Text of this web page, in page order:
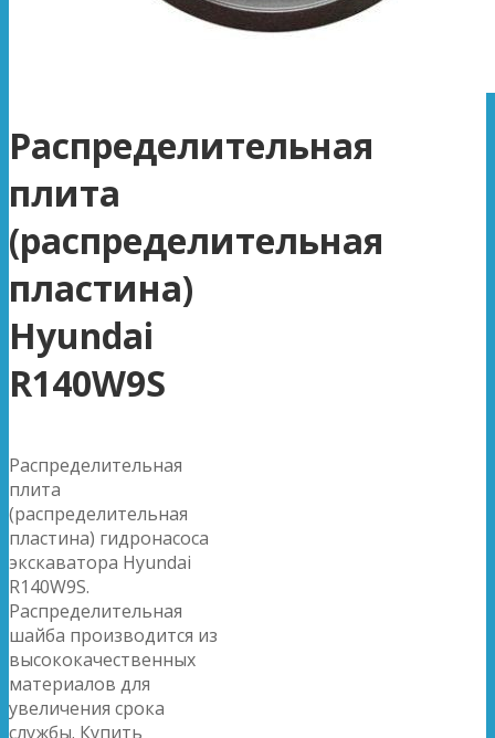
Распределительная
плита
(распределительная
пластина)
Hyundai
R140W9S
Распределительная
плита
(распределительная
пластина) гидронасоса
экскаватора Hyundai
R140W9S.
Распределительная
шайба производится из
высококачественных
материалов для
увеличения срока
службы. Купить